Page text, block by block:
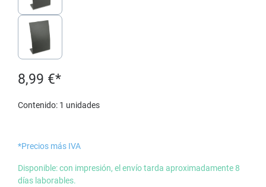
8,99 €*
Contenido: 1 unidades
*Precios más IVA
Disponible: con impresión, el envío tarda aproximadamente 8
días laborables.